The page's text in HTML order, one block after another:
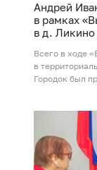
Андрей
в рамках
в д. Ликино
Всего в ходе
в
Городок был